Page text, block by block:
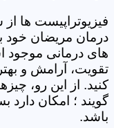
فیزیوتراپیست ها
درمان مریضان خود
های درمانی موجود
تقویت، آرامش و
کنید. از این رو،
گویند ؛ امکان
باشد.